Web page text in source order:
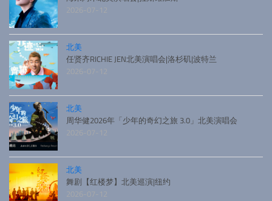
2026-07-12
北美
任贤齐RICHIE JEN北美演唱会|洛杉矶|波特兰
2026-07-12
北美
周华健2026年「少年的奇幻之旅 3.0」北美演唱会
2026-07-12
北美
舞剧【红楼梦】北美巡演|纽约
2026-07-12